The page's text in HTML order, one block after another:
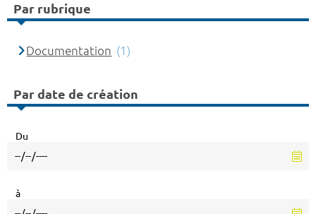
Par rubrique
Documentation (1)
Par date de création
Du
à